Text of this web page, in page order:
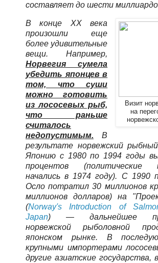
составляет до шести
Визит
на
В конце XX века
произошли еще
более удивительные
вещи. Например,
Норвегия сумела
убедить японцев в
том, что суши
можно готовить
из лососевых рыб,
что раньше
считалось
недопустимым. В
результате норвежский
Японию с 1980 по 1994 годы
процентов (политические
начались в 1974 году). С 1990
Осло потратил 30 миллионов
миллионов долларов) на
(Norway's Introduction of
Japan) — дальнейшее
норвежской рыболовной
японском рынке. В
крупными импортерами
другие азиатские государства,